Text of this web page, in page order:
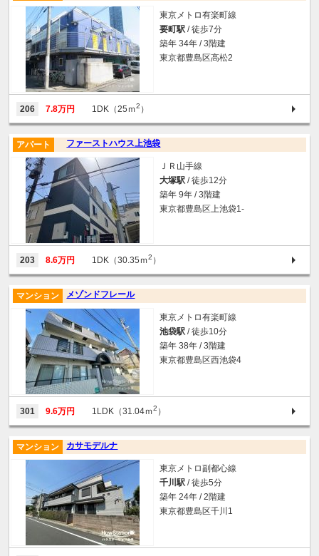
東京メトロ有楽町線
要町駅 / 徒歩7分
築年 34年 / 3階建
東京都豊島区高松2
206 7.8万円 1DK（25ｍ2 ）
ファーストハウス上池袋
アパート
ＪＲ山手線
大塚駅 / 徒歩12分
築年 9年 / 3階建
東京都豊島区上池袋1-
203 8.6万円 1DK（30.35ｍ2 ）
メゾンドフレール
マンション
東京メトロ有楽町線
池袋駅 / 徒歩10分
築年 38年 / 3階建
東京都豊島区西池袋4
301 9.6万円 1LDK（31.04ｍ2 ）
カサモデルナ
マンション
東京メトロ副都心線
千川駅 / 徒歩5分
築年 24年 / 2階建
東京都豊島区千川1